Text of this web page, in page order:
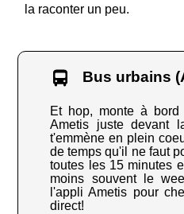
la raconter un peu.
Bus urbains
Et hop, monte à
Ametis juste devant
t'emmène en plein
de temps qu'il ne faut
toutes les 15 minutes
moins souvent le
l'appli Ametis pour
direct!